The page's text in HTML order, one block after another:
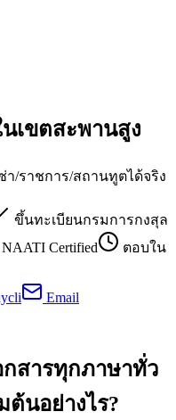
เขตสะพานสูง
า/ราชการ/สถานทูตได้จริง
ขึ้นทะเบียนกรมการกงสุล
NAATI Certified
ตอบใน
Email
กสารทุกภาษาทั่ว
ต้นอย่างไร?